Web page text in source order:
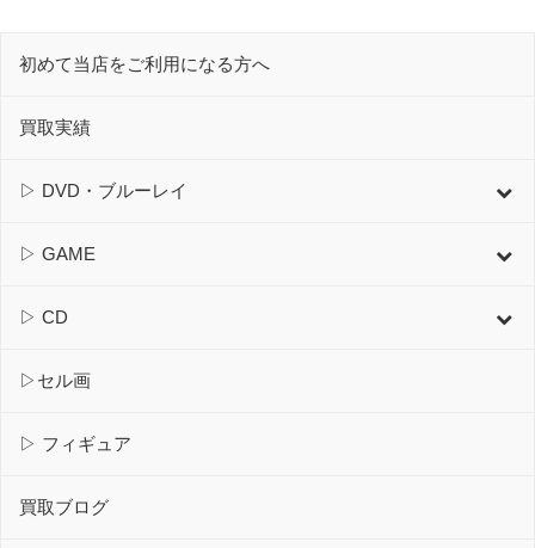
初めて当店をご利用になる方へ
買取実績
▷ DVD・ブルーレイ
▷ GAME
▷ CD
▷セル画
▷ フィギュア
買取ブログ